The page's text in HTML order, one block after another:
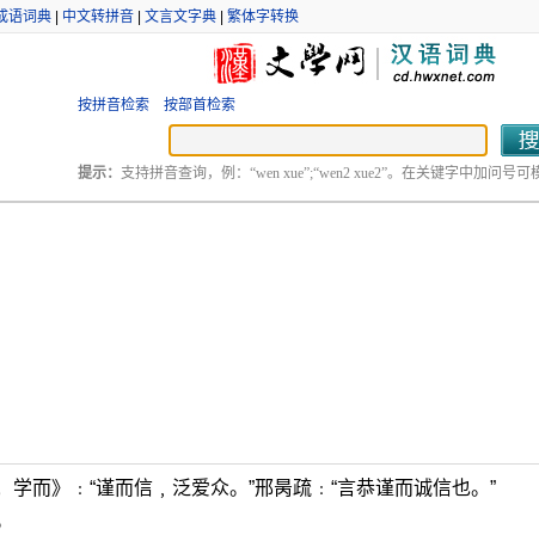
语词典| 中文转拼音| 文言文字典| 繁体字转换
按拼音检索 按部首检索
提示： 支持拼音查询，例：“wen xue”;“wen2 xue2”。在关键字中加问号可
而》﹕“谨而信﹐泛爱众。”邢昺疏﹕“言恭谨而诚信也。”